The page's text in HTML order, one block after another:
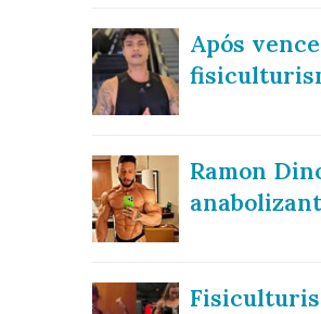
Após
Ramon